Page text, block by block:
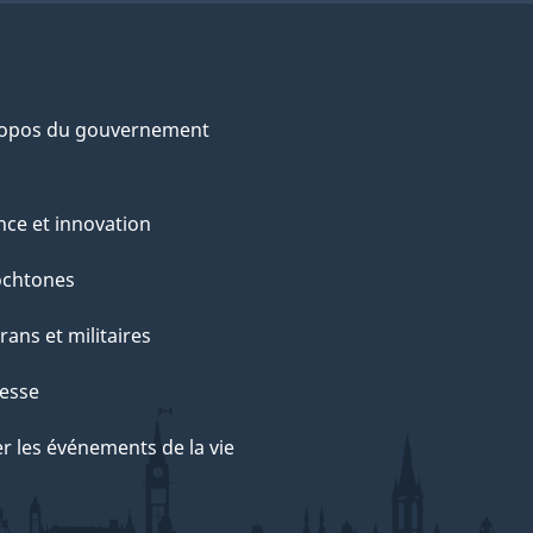
du gouvernement
et innovation
et militaires
les événements de la vie